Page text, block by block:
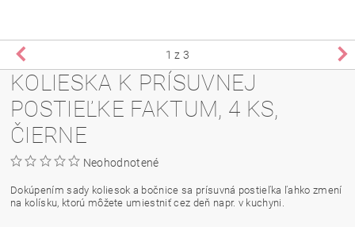
1 z 3
KOLIESKA K PRÍSUVNEJ
POSTIEĽKE FAKTUM, 4 KS,
ČIERNE
Neohodnotené
Dokúpením sady koliesok a bočnice sa prísuvná postieľka ľahko zmení
na kolísku, ktorú môžete umiestniť cez deň napr. v kuchyni.